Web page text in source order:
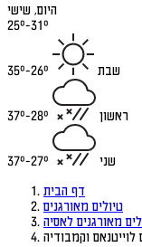
היום, שישי
25°-31°
שבת 26°-35°
ראשון 28°-37°
שני
27°-37°
דף הבית
טיולים מאורגנים
מאורגנים לאסיה
לוייטנאם וקמבודיה